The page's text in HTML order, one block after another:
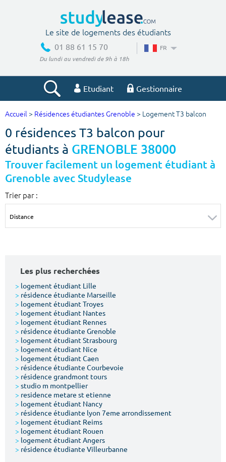
Le site de logements des étudiants
01 88 61 15 70
Du lundi au vendredi de 9h à 18h
FR
Etudiant Gestionnaire
Votre recherche
Ville, école
Type de location
Votre date d'entrée
Accueil > Résidences étudiantes Grenoble > Logement T3 balcon
0 résidences T3 balcon pour
étudiants à GRENOBLE 38000
Trouver facilement un logement étudiant à
Grenoble avec Studylease
Trier par :
Les plus recherchées
> logement étudiant Lille
> résidence étudiante Marseille
> logement étudiant Troyes
> logement étudiant Nantes
> logement étudiant Rennes
> résidence étudiante Grenoble
> logement étudiant Strasbourg
> logement étudiant Nice
> logement étudiant Caen
> résidence étudiante Courbevoie
> résidence grandmont tours
> studio m montpellier
> residence metare st etienne
> logement étudiant Nancy
> résidence étudiante lyon 7eme arrondissement
> logement étudiant Reims
> logement étudiant Rouen
> logement étudiant Angers
> résidence étudiante Villeurbanne